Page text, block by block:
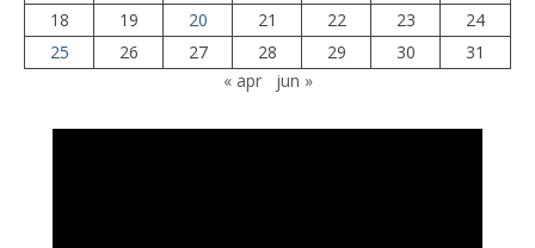
18
19 20 21 22 23
24
25
26 27 28 29 30
31
« apr
jun »